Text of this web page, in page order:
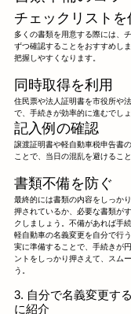
チェックリストを
多くの書類を用意する際には、
ずつ確認することをおすすめし
把握しやすくなります。
同時取得を利用
住民票や法人証明書を市役所や
で、手続きが効率的に進むでしょ
記入例の確認
譲渡証明書や軽自動車税申告書
ことで、当日の混乱を避けるこ
書類不備を防ぐ
最終的には書類の内容をしっか
押されているか、必要な書類が
クしましょう。不備があれば手
軽自動車の名義変更を自分で行
実に準備することで、手続きが
ントをしっかり押さえて、スム
う。
3. 自分で名義変更す
に紹介